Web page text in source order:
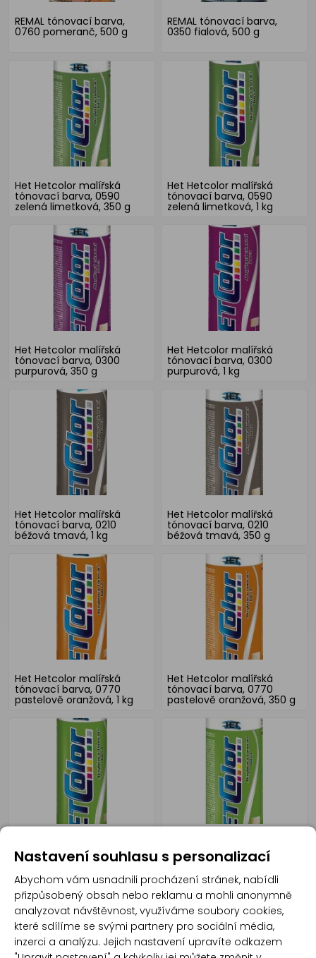
REMAL tónovací barva,
0760 pomeranč, 500 g
REMAL tónovací barva,
0350 fialová, 500 g
Het Hetcolor malířská
tónovací barva, 0590
zelená limetková, 350 g
Het Hetcolor malířská
tónovací barva, 0590
zelená limetková, 1 kg
Het Hetcolor malířská
tónovací barva, 0300
purpurová, 350 g
Het Hetcolor malířská
tónovací barva, 0300
purpurová, 1 kg
Het Hetcolor malířská
tónovací barva, 0210
béžová tmavá, 1 kg
Het Hetcolor malířská
tónovací barva, 0210
béžová tmavá, 350 g
Het Hetcolor malířská
tónovací barva, 0770
pastelově oranžová, 1 kg
Het Hetcolor malířská
tónovací barva, 0770
pastelově oranžová, 350 g
tónovací barva, 0582
zelená, 1 kg
tónovací barva, 0582
zelená, 350 g
Nastavení souhlasu s personalizací
Abychom vám usnadnili procházení stránek, nabídli
přizpůsobený obsah nebo reklamu a mohli anonymně
analyzovat návštěvnost, využíváme soubory cookies,
které sdílíme se svými partnery pro sociální média,
inzerci a analýzu. Jejich nastavení upravíte odkazem